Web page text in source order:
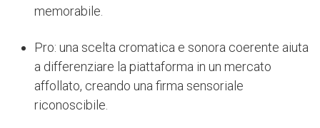
memorabile.
Pro: una scelta cromatica e sonora coerente aiuta
a differenziare la piattaforma in un mercato
affollato, creando una firma sensoriale
riconoscibile.